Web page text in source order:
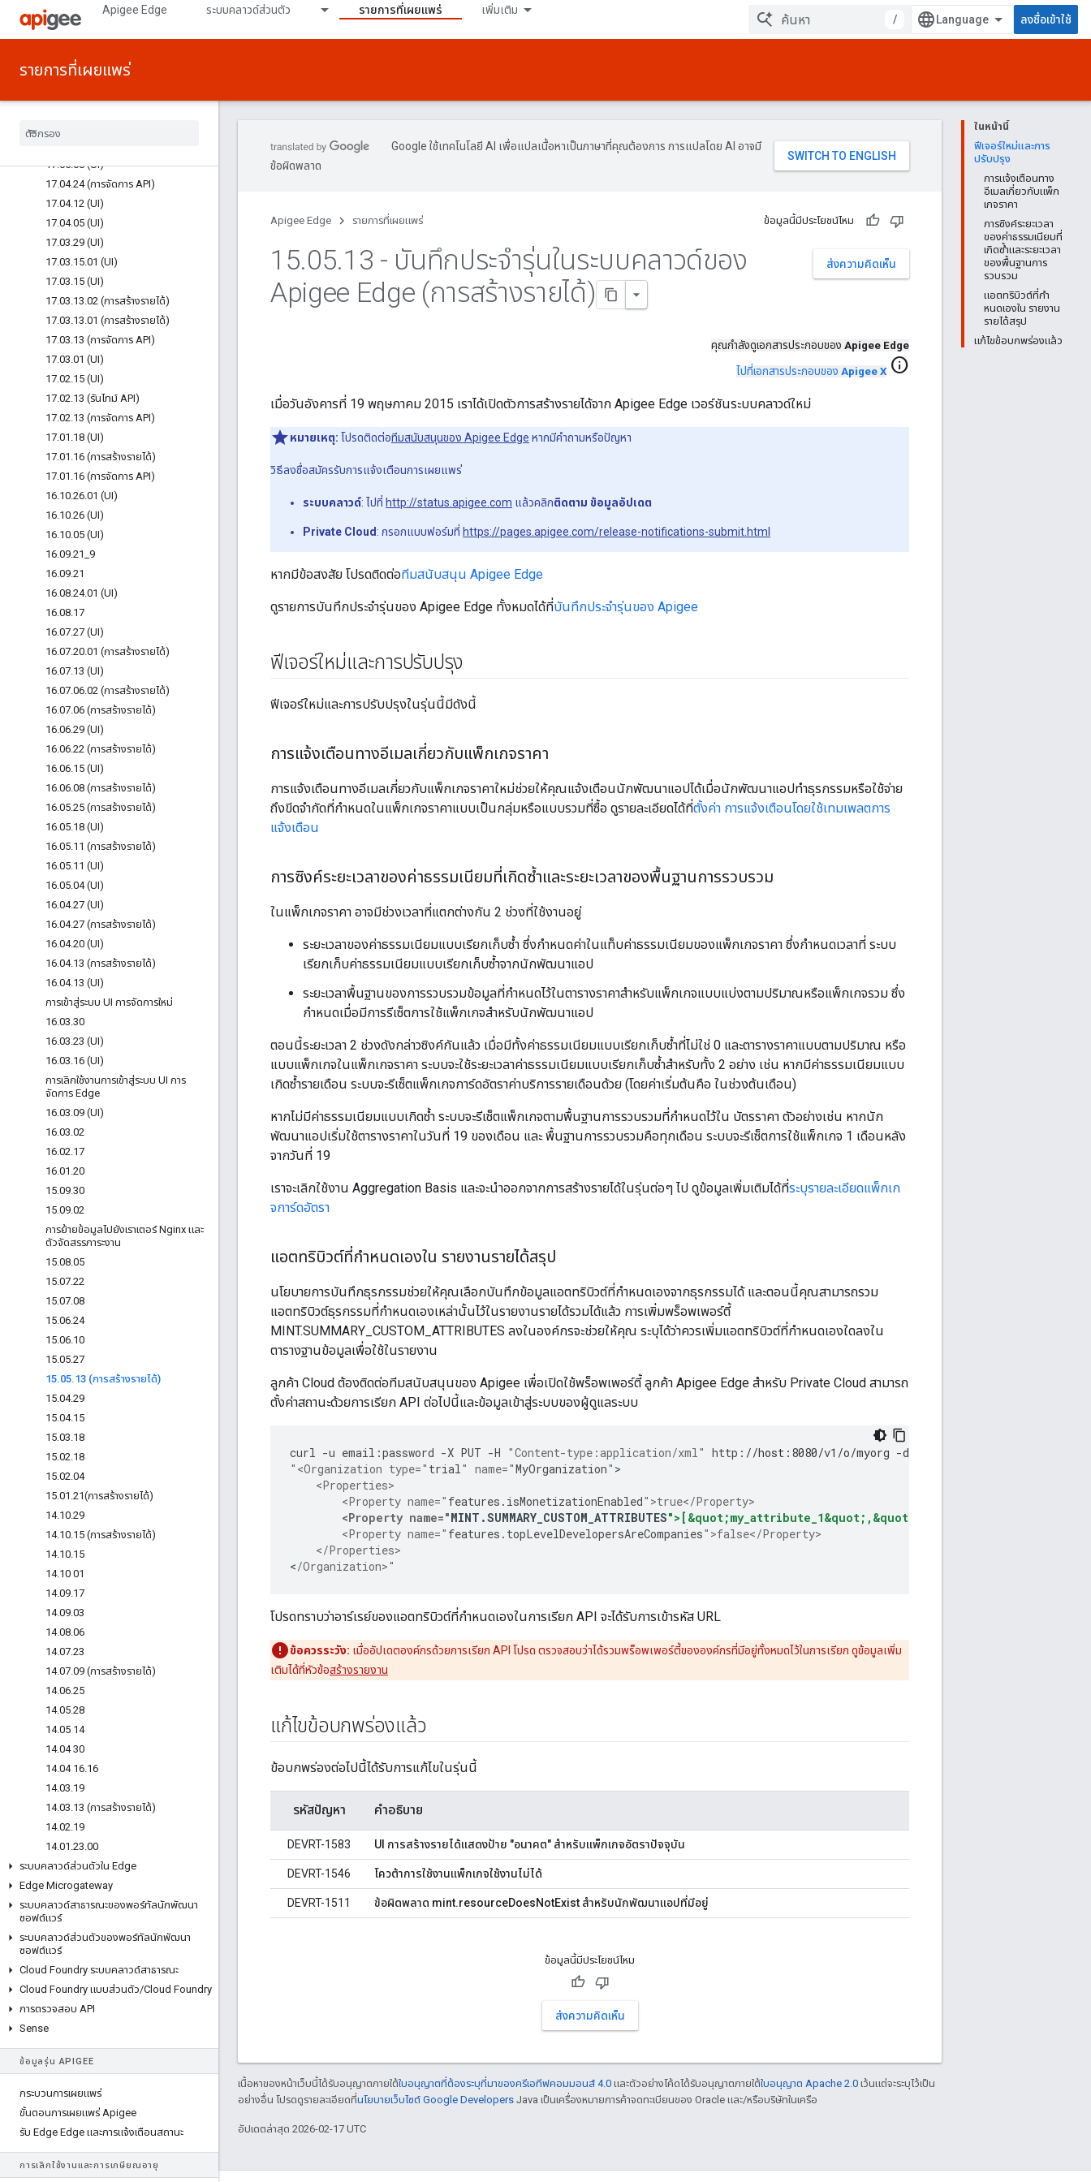
Apigee Edge ระบบคลาวด์ส่วนตัว รายการที่เผยแพร่ เพิ่มเติม
/ ลงชื่อเข้าใช้
รายการที่เผยแพร่
17.07.31 (การจัดการ API/รันไทม์)
17.07.17 (การจัดการ API/รันไทม์)
17.06.20 (UI)
17.05.22.01 (การสร้างรายได้)
17.05.08 (UI)
17.04.24 (การจัดการ API)
17.04.12 (UI)
17.04.05 (UI)
17.03.29 (UI)
17.03.15.01 (UI)
17.03.15 (UI)
17.03.13.02 (การสร้างรายได้)
17.03.13.01 (การสร้างรายได้)
17.03.13 (การจัดการ API)
17.03.01 (UI)
17.02.15 (UI)
17.02.13 (รันไทม์ API)
17.02.13 (การจัดการ API)
17.01 .18 (UI)
17.01 .16 (การสร้างรายได้)
17.01 .16 (การจัดการ API)
16.10.26.01 (UI)
16.10.26 (UI)
16.10.05 (UI)
16.09.21 9
16.09.21
16.08.24.01 (UI)
16.08.17
16.07.27 (UI)
16.07.20.01 (การสร้างรายได้)
16.07.13 (UI)
16.07.06.02 (การสร้างรายได้)
16.07.06 (การสร้างรายได้)
16.06.29 (UI)
16.06.22 (การสร้างรายได้)
16.06.15 (UI)
16.06.08 (การสร้างรายได้)
16.05.25 (การสร้างรายได้)
16.05.18 (UI)
16.05.11 (การสร้างรายได้)
16.05.11 (UI)
16.05.04 (UI)
16.04.27 (UI)
16.04.27 (การสร้างรายได้)
16.04.20 (UI)
16.04.13 (การสร้างรายได้)
16.04.13 (UI)
การเข้าสู่ระบบ UI การจัดการใหม่
16.03.30
16.03.23 (UI)
16.03.16 (UI)
การเลิกใช้งานการเข้าสู่ระบบ UI การ
จัดการ Edge
16.03.09 (UI)
16.03.02
16.02.17
16.01 .20
15.09.30
15.09.02
การย้ายข้อมูลไปยังเราเตอร์ Nginx และ
ตัวจัดสรรภาระงาน
15.08.05
15.07.22
15.07.08
15.06.24
15.06.10
15.05.27
15.05.13 (การสร้างรายได้)
15.04.29
15.04.15
15.03.18
15.02.18
15.02.04
15.01 .21(การสร้างรายได้)
14.10.29
14.10.15 (การสร้างรายได้)
14.10.15
14.10 01
14.09.17
14.09.03
14.08.06
14.07.23
14.07.09 (การสร้างรายได้)
14.06.25
14.05.28
14.05 14
14.04 30
14.04 16.16
14.03.19
14.03.13 (การสร้างรายได้)
14.02.19
14.01 .23.00
ระบบคลาวด์ส่วนตัวใน Edge
Edge Microgateway
ระบบคลาวด์สาธารณะของพอร์ทัลนักพัฒนา
ซอฟต์แวร์
ระบบคลาวด์ส่วนตัวของพอร์ทัลนักพัฒนา
ซอฟต์แวร์
Cloud Foundry ระบบคลาวด์สาธารณะ
Cloud Foundry แบบส่วนตัว/Cloud Foundry
การตรวจสอบ API
Sense
ข้อมูลรุ่น APIGEE
กระบวนการเผยแพร่
ขั้นตอนการเผยแพร่ Apigee
รับ Edge Edge และการแจ้งเตือนสถานะ
การเลิกใช้งานและการเกษียณอายุ
ในหน้านี้
ฟีเจอร์ใหม่และการ
ปรับปรุง
การแจ้งเตือนทาง
อีเมลเกี่ยวกับแพ็ก
เกจราคา
การซิงค์ระยะเวลา
ของค่าธรรมเนียมที่
เกิดซ้ำและระยะเวลา
ของพื้นฐานการ
รวบรวม
แอตทริบิวต์ที่กํา
หนดเองใน รายงาน
รายได้สรุป
แก้ไขข้อบกพร่องแล้ว
Google ใช้เทคโนโลยี AI เพื่อแปลเนื้อหาเป็นภาษาที่คุณต้องการ การแปลโดย AI อาจมี
ข้อผิดพลาด
Apigee Edge รายการที่เผยแพร่ ข้อมูลนี้มีประโยชน์ไหม
ส่งความคิดเห็น
15.05.13 - บันทึกประจํารุ่นในระบบคลาวด์ของ
Apigee Edge (การสร้างรายได้)
คุณกำลังดูเอกสารประกอบของ Apigee Edge
ไปที่เอกสารประกอบของ Apigee X info
เมื่อวันอังคารที่ 19 พฤษภาคม 2015 เราได้เปิดตัวการสร้างรายได้จาก Apigee Edge เวอร์ชันระบบคลาวด์ใหม่
หมายเหตุ: โปรดติดต่อทีมสนับสนุนของ Apigee Edge หากมีคำถามหรือปัญหา
วิธีลงชื่อสมัครรับการแจ้งเตือนการเผยแพร่
ระบบคลาวด์: ไปที่ http://status.apigee.com แล้วคลิกติดตาม ข้อมูลอัปเดต
Private Cloud : กรอกแบบฟอร์มที่ https://pages.apigee.com/release-notifications-submit.html
หากมีข้อสงสัย โปรดติดต่อทีมสนับสนุน Apigee Edge
ดูรายการบันทึกประจำรุ่นของ Apigee Edge ทั้งหมดได้ที่บันทึกประจำรุ่นของ Apigee
ฟีเจอร์ใหม่และการปรับปรุง
ฟีเจอร์ใหม่และการปรับปรุงในรุ่นนี้มีดังนี้
การแจ้งเตือนทางอีเมลเกี่ยวกับแพ็กเกจราคา
การแจ้งเตือนทางอีเมลเกี่ยวกับแพ็กเกจราคาใหม่ช่วยให้คุณแจ้งเตือนนักพัฒนาแอปได้เมื่อนักพัฒนาแอปทำธุรกรรมหรือใช้จ่าย
ถึงขีดจำกัดที่กำหนดในแพ็กเกจราคาแบบเป็นกลุ่มหรือแบบรวมที่ซื้อ ดูรายละเอียดได้ที่ตั้งค่า การแจ้งเตือนโดยใช้เทมเพลตการ
แจ้งเตือน
การซิงค์ระยะเวลาของค่าธรรมเนียมที่เกิดซ้ำและระยะเวลาของพื้นฐานการรวบรวม
ในแพ็กเกจราคา อาจมีช่วงเวลาที่แตกต่างกัน 2 ช่วงที่ใช้งานอยู่
ระยะเวลาของค่าธรรมเนียมแบบเรียกเก็บซ้ำ ซึ่งกำหนดค่าในแท็บค่าธรรมเนียมของแพ็กเกจราคา ซึ่งกำหนดเวลาที่ ระบบ
เรียกเก็บค่าธรรมเนียมแบบเรียกเก็บซ้ำจากนักพัฒนาแอป
ระยะเวลาพื้นฐานของการรวบรวมข้อมูลที่กำหนดไว้ในตารางราคาสำหรับแพ็กเกจแบบแบ่งตามปริมาณหรือแพ็กเกจรวม ซึ่ง
กำหนดเมื่อมีการรีเซ็ตการใช้แพ็กเกจสำหรับนักพัฒนาแอป
ตอนนี้ระยะเวลา 2 ช่วงดังกล่าวซิงค์กันแล้ว เมื่อมีทั้งค่าธรรมเนียมแบบเรียกเก็บซ้ำที่ไม่ใช่ 0 และตารางราคาแบบตามปริมาณ หรือ
แบบแพ็กเกจในแพ็กเกจราคา ระบบจะใช้ระยะเวลาค่าธรรมเนียมแบบเรียกเก็บซ้ำสำหรับทั้ง 2 อย่าง เช่น หากมีค่าธรรมเนียมแบบ
เกิดซ้ำรายเดือน ระบบจะรีเซ็ตแพ็กเกจการ์ดอัตราค่าบริการรายเดือนด้วย (โดยค่าเริ่มต้นคือ ในช่วงต้นเดือน)
หากไม่มีค่าธรรมเนียมแบบเกิดซ้ำ ระบบจะรีเซ็ตแพ็กเกจตามพื้นฐานการรวบรวมที่กำหนดไว้ใน บัตรราคา ตัวอย่างเช่น หากนัก
พัฒนาแอปเริ่มใช้ตารางราคาในวันที่ 19 ของเดือน และ พื้นฐานการรวบรวมคือทุกเดือน ระบบจะรีเซ็ตการใช้แพ็กเกจ 1 เดือนหลัง
จากวันที่ 19
เราจะเลิกใช้งาน Aggregation Basis และจะนำออกจากการสร้างรายได้ในรุ่นต่อๆ ไป ดูข้อมูลเพิ่มเติมได้ที่ระบุรายละเอียดแพ็กเก
จการ์ดอัตรา
แอตทริบิวต์ที่กําหนดเองใน รายงานรายได้สรุป
นโยบายการบันทึกธุรกรรมช่วยให้คุณเลือกบันทึกข้อมูลแอตทริบิวต์ที่กำหนดเองจากธุรกรรมได้ และตอนนี้คุณสามารถรวม
แอตทริบิวต์ธุรกรรมที่กำหนดเองเหล่านั้นไว้ในรายงานรายได้รวมได้แล้ว การเพิ่มพร็อพเพอร์ตี้
MINT.SUMMARY_CUSTOM_ATTRIBUTES ลงในองค์กรจะช่วยให้คุณ ระบุได้ว่าควรเพิ่มแอตทริบิวต์ที่กำหนดเองใดลงใน
ตารางฐานข้อมูลเพื่อใช้ในรายงาน
ลูกค้า Cloud ต้องติดต่อทีมสนับสนุนของ Apigee เพื่อเปิดใช้พร็อพเพอร์ตี้ ลูกค้า Apigee Edge สำหรับ Private Cloud สามารถ
ตั้งค่าสถานะด้วยการเรียก API ต่อไปนี้และข้อมูลเข้าสู่ระบบของผู้ดูแลระบบ
curl -u email :password -X PUT -H "Content-type:application/xml" http : //host:8080/v1/o/myorg -d \
"<Organization type=" trial" name="MyOrganization"
    <Properties>
        <Property name="
features . isMonetizationEnabled">true</Property>
<Property name="MINT .SUMMARY_CUSTOM_ATTRIBUTES">[&quot;my_attribute_1&quot;,&quot;my_attribute_2&quot;]</
        <Property name="
features . topLevelDevelopersAreCompanies">false</Property>
    </Properties>
</Organization>"
โปรดทราบว่าอาร์เรย์ของแอตทริบิวต์ที่กำหนดเองในการเรียก API จะได้รับการเข้ารหัส URL
ข้อควรระวัง: เมื่ออัปเดตองค์กรด้วยการเรียก API โปรด ตรวจสอบว่าได้รวมพร็อพเพอร์ตี้ขององค์กรที่มีอยู่ทั้งหมดไว้ในการเรียก ดูข้อมูลเพิ่ม
เติมได้ที่หัวข้อสร้างรายงาน
แก้ไขข้อบกพร่องแล้ว
ข้อบกพร่องต่อไปนี้ได้รับการแก้ไขในรุ่นนี้
รหัสปัญหา คำอธิบาย
DEVRT-1583 UI การสร้างรายได้แสดงป้าย "อนาคต" สำหรับแพ็กเกจอัตราปัจจุบัน
DEVRT-1546 โควต้าการใช้งานแพ็กเกจใช้งานไม่ได้
DEVRT-1511 ข้อผิดพลาด mint.resourceDoesNotExist สำหรับนักพัฒนาแอปที่มีอยู่
ข้อมูลนี้มีประโยชน์ไหม
ส่งความคิดเห็น
เนื้อหาของหน้าเว็บนี้ได้รับอนุญาตภายใต้ใบอนุญาตที่ต้องระบุที่มาของครีเอทีฟคอมมอนส์ 4.0 และตัวอย่างโค้ดได้รับอนุญาตภายใต้ใบอนุญาต Apache 2.0 เว้นแต่จะระบุไว้เป็น
อย่างอื่น โปรดดูรายละเอียดที่นโยบายเว็บไซต์ Google Developers Java เป็นเครื่องหมายการค้าจดทะเบียนของ Oracle และ/หรือบริษัทในเครือ
อัปเดตล่าสุด 2026-02-17 UTC